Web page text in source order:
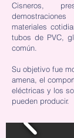
Cisneros,
materiales
tubos de PVC,
común.
Su objetivo fue
amena, el
eléctricas y los
pueden producir.